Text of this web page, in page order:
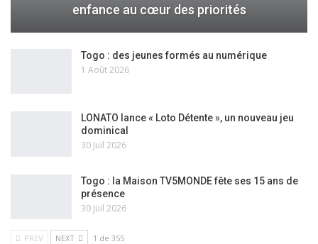
enfance au cœur des priorités
Togo : des jeunes formés au numérique
1 Août 2026
LONATO lance « Loto Détente », un nouveau jeu
dominical
30 Juil 2026
Togo : la Maison TV5MONDE fête ses 15 ans de
présence
30 Juil 2026
PREV NEXT 1 de 355